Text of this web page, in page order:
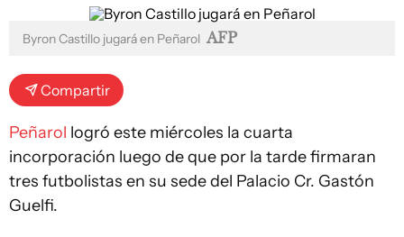
Byron Castillo jugará en Peñarol AFP
Compartir
Peñarol logró este miércoles la cuarta
incorporación luego de que por la tarde firmaran
tres futbolistas en su sede del Palacio Cr. Gastón
Guelfi.